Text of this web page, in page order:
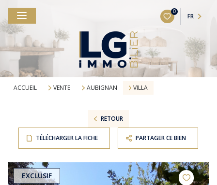
0
FR
ACCUEIL VENTE AUBIGNAN VILLA
RETOUR
TÉLÉCHARGER LA FICHE PARTAGER CE BIEN
EXCLUSIF